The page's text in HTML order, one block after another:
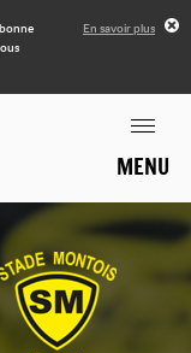
En savoir plus
MENU